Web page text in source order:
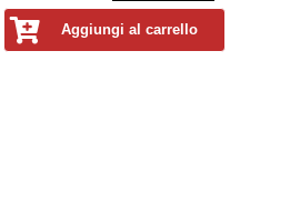
Aggiungi al carrello